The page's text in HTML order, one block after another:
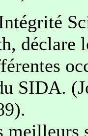
déclare
SIDA.
meilleurs